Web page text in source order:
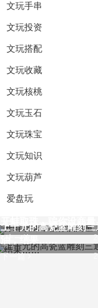
文玩手串
文玩投资
文玩搭配
文玩收藏
文玩核桃
文玩玉石
文玩珠宝
文玩知识
文玩葫芦
爱盘玩
上一篇
下一篇
上千元的高瓷蓝雕刻